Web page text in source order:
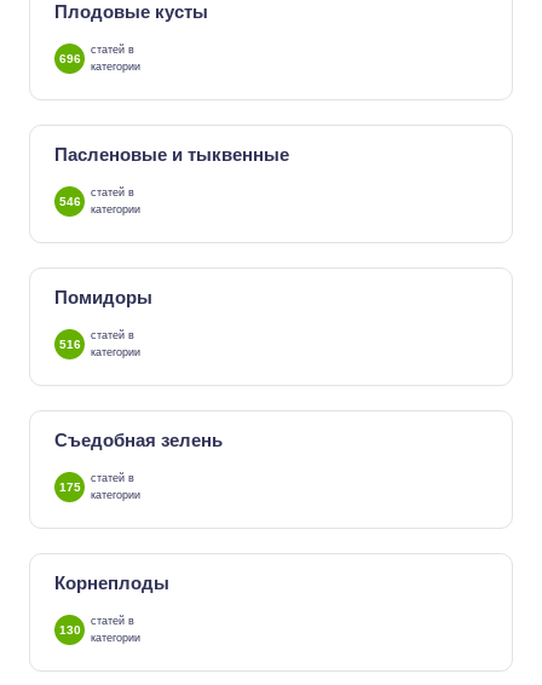
Плодовые кусты
696
статей в
категории
Пасленовые и тыквенные
546
статей в
категории
Помидоры
516
статей в
категории
Съедобная зелень
175
статей в
категории
Корнеплоды
130
статей в
категории